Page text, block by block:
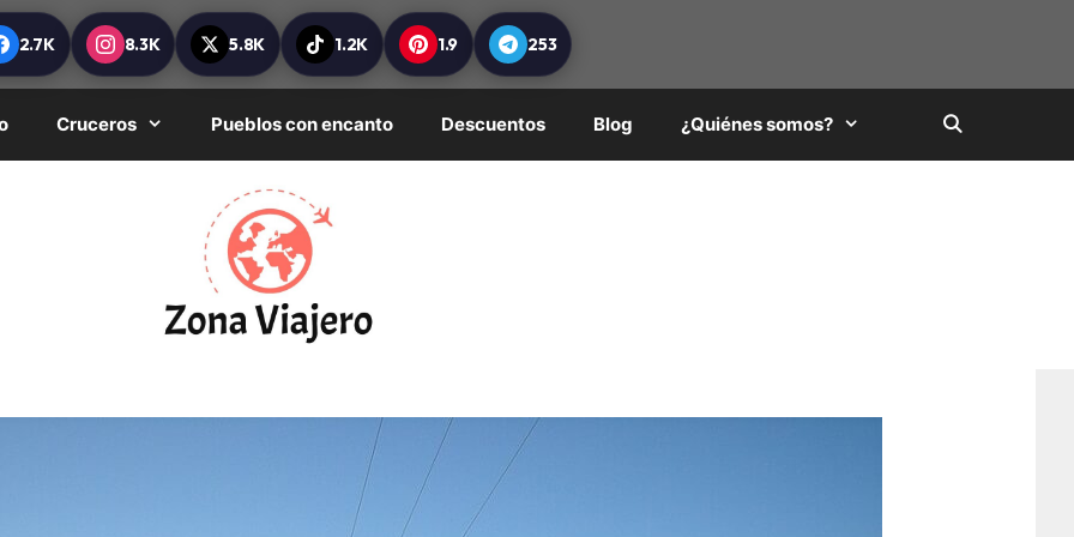
2.7K 8.3K 5.8K 1.2K 1.9 253
Cruceros Pueblos con encanto Descuentos Blog ¿Quiénes somos?